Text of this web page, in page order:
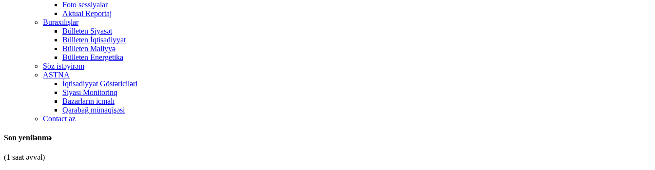
Foto sessiyalar
Aktual Reportaj
Buraxılışlar
Bülleten Siyasət
Bülleten İqtisadiyyat
Bülleten Maliyyə
Bülleten Energetika
Söz istəyirəm
ASTNA
İqtisadiyyat Göstəriciləri
Siyası Monitorinq
Bazarların icmalı
Qarabağ münaqişəsi
Contact az
Son yenilənmə
(1 saat əvvəl)